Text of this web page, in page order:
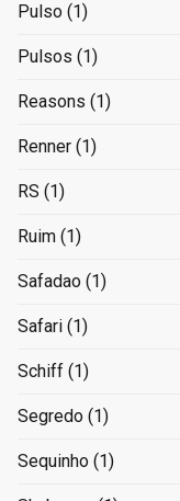
Pulso (1)
Pulsos (1)
Reasons (1)
Renner (1)
RS (1)
Ruim (1)
Safadao (1)
Safari (1)
Schiff (1)
Segredo (1)
Sequinho (1)